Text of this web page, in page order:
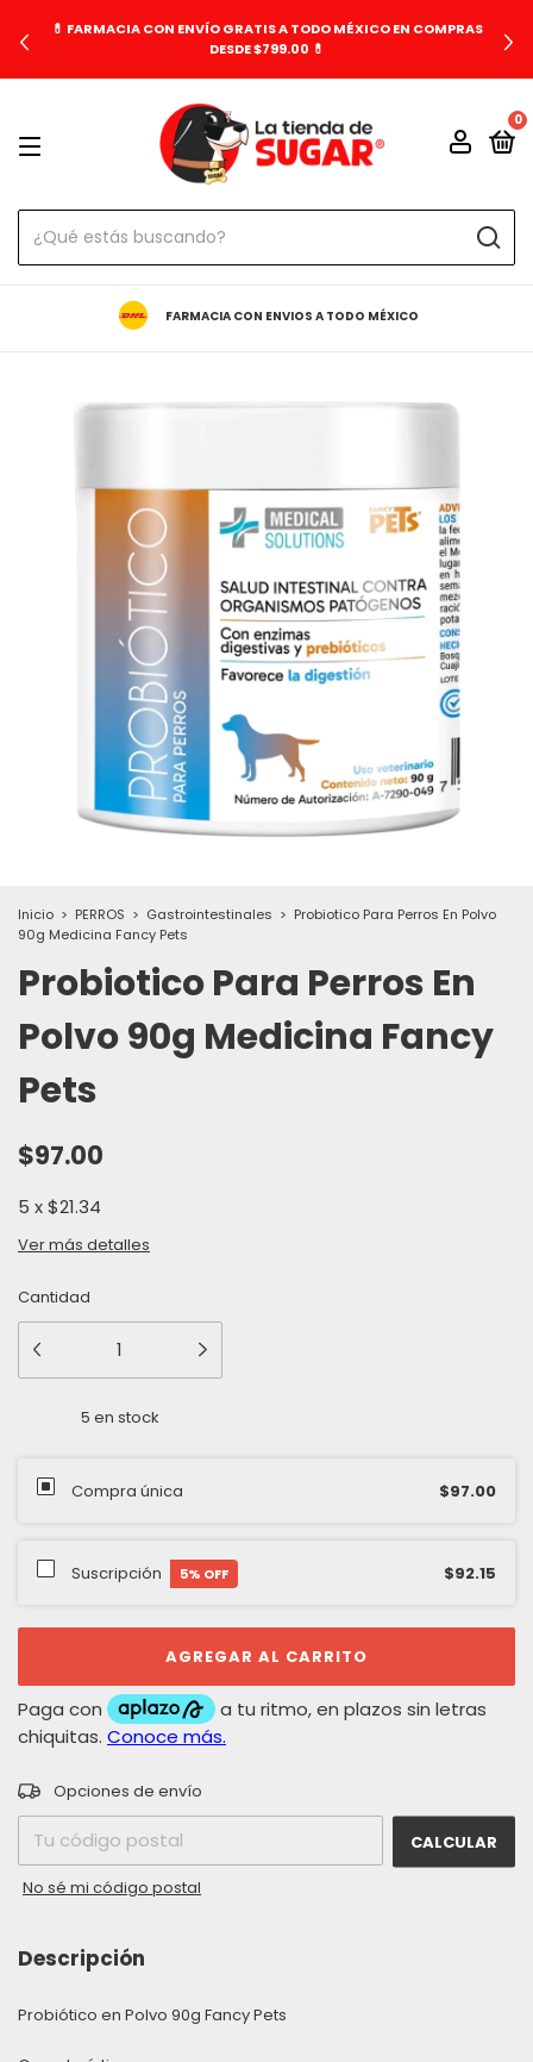
💊 FARMACIA CON ENVÍO GRATIS A TODO MÉXICO EN COMPRAS
DESDE $799.00 💊
0
FARMACIA CON ENVIOS A TODO MÉXICO
Inicio > PERROS > Gastrointestinales > Probiotico Para Perros En Polvo
90g Medicina Fancy Pets
Probiotico Para Perros En
Polvo 90g Medicina Fancy
Pets
$97.00
5 x$21.34
Ver más detalles
Cantidad
5 en stock
Compra única $97.00
Suscripción 5% OFF $92.15
Entregas para el CP:
Opciones de envío
CALCULAR
No sé mi código postal
Descripción
Probiótico en Polvo 90g Fancy Pets